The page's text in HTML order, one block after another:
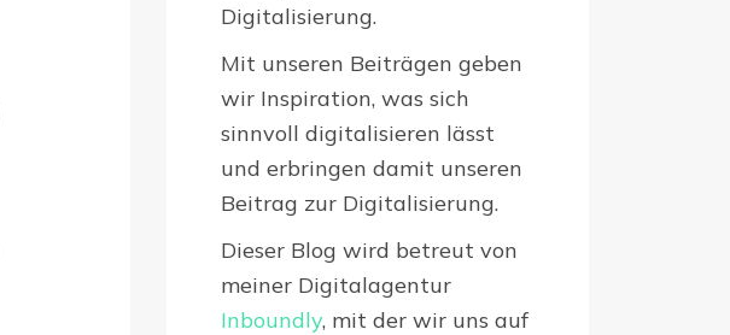
Digitalisierung.
Mit unseren Beiträgen geben
wir Inspiration, was sich
sinnvoll digitalisieren lässt
und erbringen damit unseren
Beitrag zur Digitalisierung.
Dieser Blog wird betreut von
meiner Digitalagentur
Inboundly, mit der wir uns auf